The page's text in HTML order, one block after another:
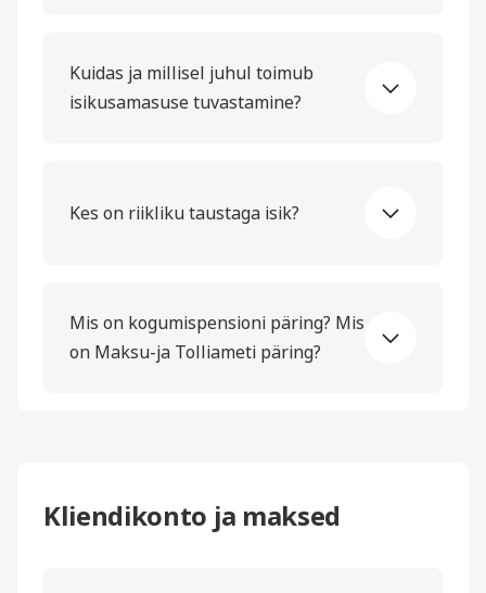
Kuidas ja millisel juhul toimub
isikusamasuse tuvastamine?
Kes on riikliku taustaga isik?
Mis on kogumispensioni päring? Mis
on Maksu-ja Tolliameti päring?
Kliendikonto ja maksed